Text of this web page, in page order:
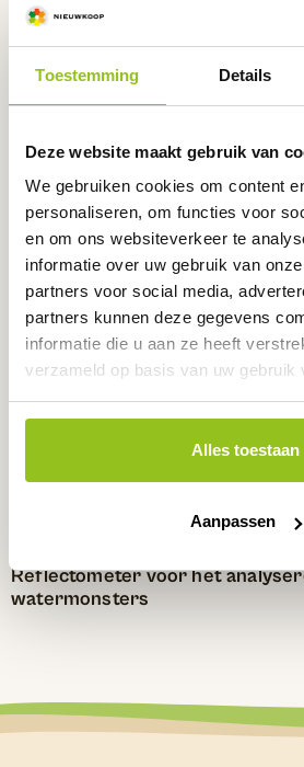
Toestemming Details
Deze website maakt gebruik van
We gebruiken cookies om content
personaliseren, om functies voor
en om ons websiteverkeer te
informatie over uw gebruik van
partners voor social media,
partners kunnen deze gegevens
informatie die u aan ze heeft
verzameld op basis van uw gebruik
Alles toestaan
Aanpassen
CO₂, temperatuur en relatieve
meter
Hoofd- en spoorelementen
Reflectometer voor het
watermonsters